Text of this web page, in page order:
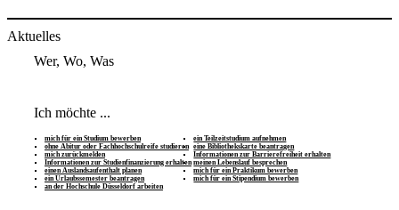
Aktuelles
Wer, Wo, Was
Ich möchte ...
mich für ein Studium bewerben
ohne Abitur oder Fachhochschulreife studieren
mich zurückmelden
Informationen zur Studienfinanzierung erhalten
einen Auslandsaufenthalt planen
ein Urlaubssemester beantragen
an der Hochschule Düsseldorf arbeiten
ein Teilzeitstudium aufnehmen
eine Bibliothekskarte beantragen
Informationen zur Barrierefreiheit erhalten
meinen Lebenslauf besprechen
mich für ein Praktikum bewerben
mich für ein Stipendium bewerben